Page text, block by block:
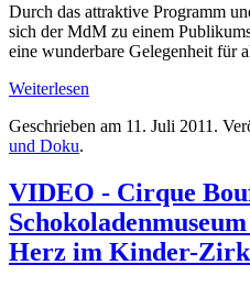
Durch das attraktive Programm
sich der MdM zu einem
eine wunderbare Gelegenheit für
Weiterlesen
Geschrieben am 11. Juli 2011 .
und Doku.
VIDEO - Cirque
Herz im Kinder-